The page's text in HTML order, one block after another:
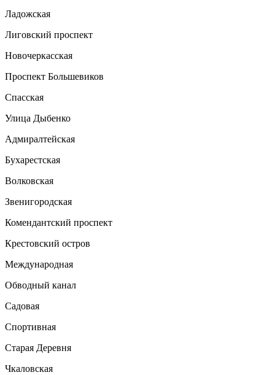
Ладожская
Лиговский проспект
Новочеркасская
Проспект Большевиков
Спасская
Улица Дыбенко
Адмиралтейская
Бухарестская
Волковская
Звенигородская
Комендантский проспект
Крестовский остров
Международная
Обводный канал
Садовая
Спортивная
Старая Деревня
Чкаловская